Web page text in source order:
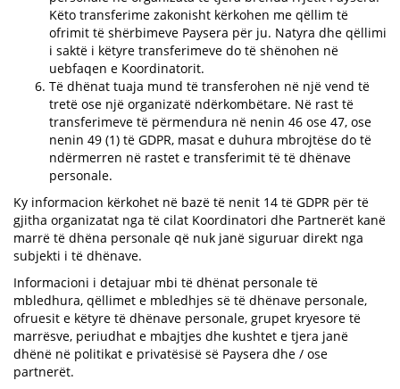
Këto transferime zakonisht kërkohen me qëllim të
ofrimit të shërbimeve Paysera për ju. Natyra dhe qëllimi
i saktë i këtyre transferimeve do të shënohen në
uebfaqen e Koordinatorit.
Të dhënat tuaja mund të transferohen në një vend të
tretë ose një organizatë ndërkombëtare. Në rast të
transferimeve të përmendura në nenin 46 ose 47, ose
nenin 49 (1) të GDPR, masat e duhura mbrojtëse do të
ndërmerren në rastet e transferimit të të dhënave
personale.
Ky informacion kërkohet në bazë të nenit 14 të GDPR për të
gjitha organizatat nga të cilat Koordinatori dhe Partnerët kanë
marrë të dhëna personale që nuk janë siguruar direkt nga
subjekti i të dhënave.
Informacioni i detajuar mbi të dhënat personale të
mbledhura, qëllimet e mbledhjes së të dhënave personale,
ofruesit e këtyre të dhënave personale, grupet kryesore të
marrësve, periudhat e mbajtjes dhe kushtet e tjera janë
dhënë në politikat e privatësisë së Paysera dhe / ose
partnerët.